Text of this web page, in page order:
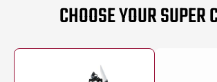
CHOOSE YOUR SUPER